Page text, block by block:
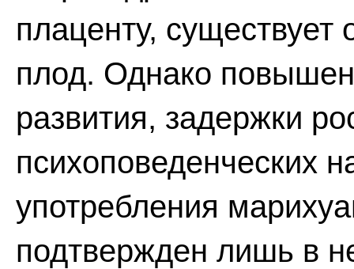
плаценту, существует
плод. Однако
развития, задержки
психоповеденческих
употребления
подтвержден лишь в